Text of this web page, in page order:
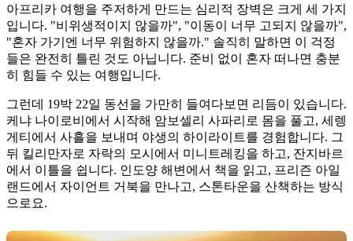
아프리카 여행을 주저하게 만드는 심리적 장벽은 크게 세 가지
입니다. "비위생적이지 않을까", "이동이 너무 고되지 않을까",
"혼자 가기엔 너무 위험하지 않을까." 솔직히 말하면 이 걱정
들은 완전히 틀린 것도 아닙니다. 준비 없이 혼자 떠나면 충분
히 힘들 수 있는 여행입니다.
그런데 19박 22일 동선을 가만히 들여다보면 리듬이 있습니다.
케냐 나이로비에서 시작해 암보셀리 사파리로 몸을 풀고, 세렝
게티에서 사흘을 보내며 야생의 하이라이트를 경험합니다. 그
뒤 킬리만자로 자락의 모시에서 미니트레킹을 하고, 잔지바르
에서 이틀을 쉽니다. 인도양 해변에서 책을 읽고, 프리즌 아일
랜드에서 자이언트 거북을 만나고, 스톤타운을 산책하는 방식
으로요.